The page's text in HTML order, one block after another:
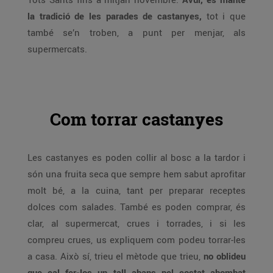
la tradició de les parades de castanyes, tot i que
també se’n troben, a punt per menjar, als
supermercats.
Com torrar castanyes
Les castanyes es poden collir al bosc a la tardor i
són una fruita seca que sempre hem sabut aprofitar
molt bé, a la cuina, tant per preparar receptes
dolces com salades. També es poden comprar, és
clar, al supermercat, crues i torrades, i si les
compreu crues, us expliquem com podeu torrar-les
a casa. Això sí, trieu el mètode que trieu, no oblideu